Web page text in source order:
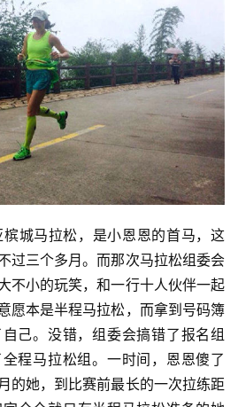
城马拉松，是小恩恩的首马，这
过三个多月。而那次马拉松组委会
不小的玩笑，和一行十人伙伴一起
愿本是半程马拉松，而拿到号码簿
己。没错，组委会搞错了报名组
程马拉松组。一时间，恩恩傻了
的她，到比赛前最长的一次拉练距